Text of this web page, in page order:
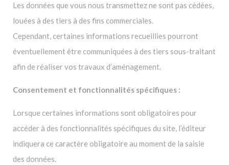
Les données que vous nous transmettez ne sont pas cédées,
louées à des tiers à des fins commerciales.
Cependant, certaines informations recueillies pourront
éventuellement être communiquées à des tiers sous-traitant
afin de réaliser vos travaux d’aménagement.
Consentement et fonctionnalités spécifiques :
Lorsque certaines informations sont obligatoires pour
accéder à des fonctionnalités spécifiques du site, l’éditeur
indiquera ce caractère obligatoire au moment de la saisie
des données.